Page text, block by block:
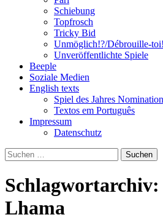
Schiebung
Topfrosch
Tricky Bid
Unmöglich!?/Débrouille-toi!
Unveröffentlichte Spiele
Beeple
Soziale Medien
English texts
Spiel des Jahres
Textos em Português
Impressum
Datenschutz
Suchen
nach:
Lhama